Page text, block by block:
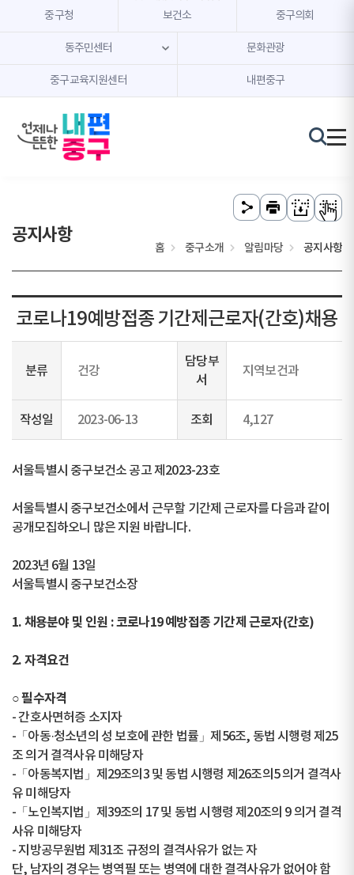
본문 내용 바로가기
주메뉴 바로가기
중구청 보건소 중구의회
동주민센터 문화관광
중구교육지원센터 내편중구
공지사항
홈 중구소개 알림마당 공지사항
코로나19예방접종 기간제근로자(간호)채용
분류 건강
담당부
서
지역보건과
작성일 2023-06-13 조회 4,127
서울특별시 중구보건소 공고 제2023-23호
서울특별시 중구보건소에서 근무할 기간제 근로자를 다음과 같이
공개모집하오니 많은 지원 바랍니다.
2023년 6월 13일
서울특별시 중구보건소장
1. 채용분야 및 인원 : 코로나19 예방접종 기간제 근로자(간호)
2. 자격요건
○ 필수자격
- 간호사면허증 소지자
-「아동·청소년의 성 보호에 관한 법률」제56조, 동법 시행령 제25
조 의거 결격사유 미해당자
-「아동복지법」제29조의3 및 동법 시행령 제26조의5 의거 결격사
유 미해당자
-「노인복지법」제39조의 17 및 동법 시행령 제20조의 9 의거 결격
사유 미해당자
- 지방공무원법 제31조 규정의 결격사유가 없는 자
단, 남자의 경우는 병역필 또는 병역에 대한 결격사유가 없어야 함